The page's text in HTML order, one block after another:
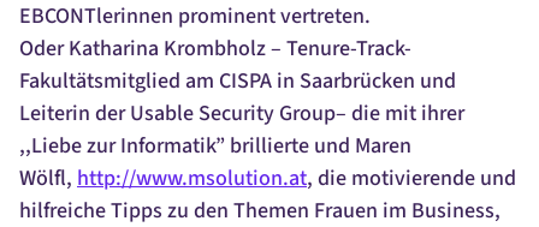
EBCONTlerinnen prominent vertreten.
Oder Katharina Krombholz – Tenure-Track-
Fakultätsmitglied am CISPA in Saarbrücken und
Leiterin der Usable Security Group– die mit ihrer
,,Liebe zur Informatik” brillierte und Maren
Wölfl, http://www.msolution.at, die motivierende und
hilfreiche Tipps zu den Themen Frauen im Business,